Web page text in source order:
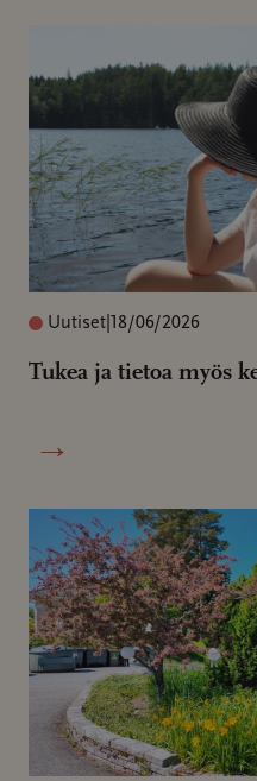
Uutiset 18/06/2026
Tukea ja tietoa myös
→